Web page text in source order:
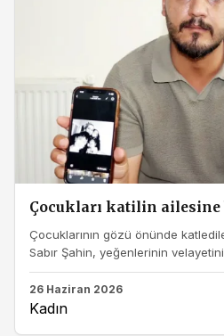
Çocukları katilin ailesine
Çocuklarının gözü önünde
Sabır Şahin, yeğenlerinin
26 Haziran 2026
Kadın